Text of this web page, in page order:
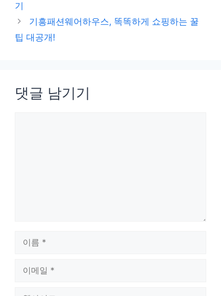
기
기흥패션웨어하우스, 똑똑하게 쇼핑하는 꿀
팁 대공개!
댓글 남기기